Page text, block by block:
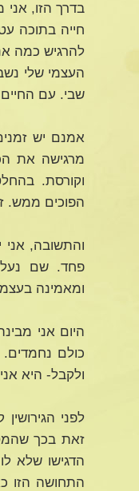
בדרך הזו,
חייה בתוכה
להרגיש כמה
העצמי שלי
שבי. עם
אמנם יש
מרגישה את
וקורסת.
הפוכים ממש.
והתשובה,
פחד. שם
ומאמינה
היום אני
כולם
ולקבל- היא
לפני
זאת בכך
הדגישו שלא
התחושה הזו